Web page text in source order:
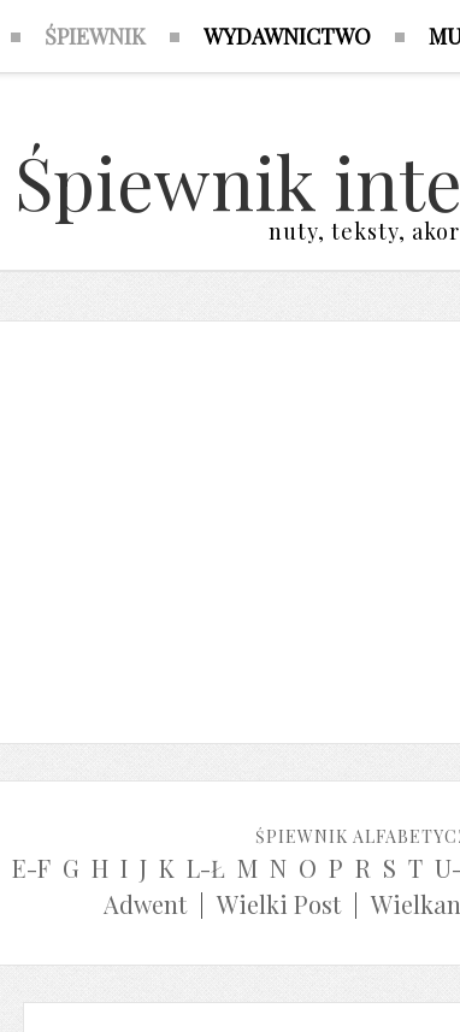
ŚPIEWNIK WYDAWNICTWO
Śpiewnik
nuty, teksty,
ŚPIEWNIK
E-F G H I J K L-Ł M N O P R S T
Adwent| Wielki Post|